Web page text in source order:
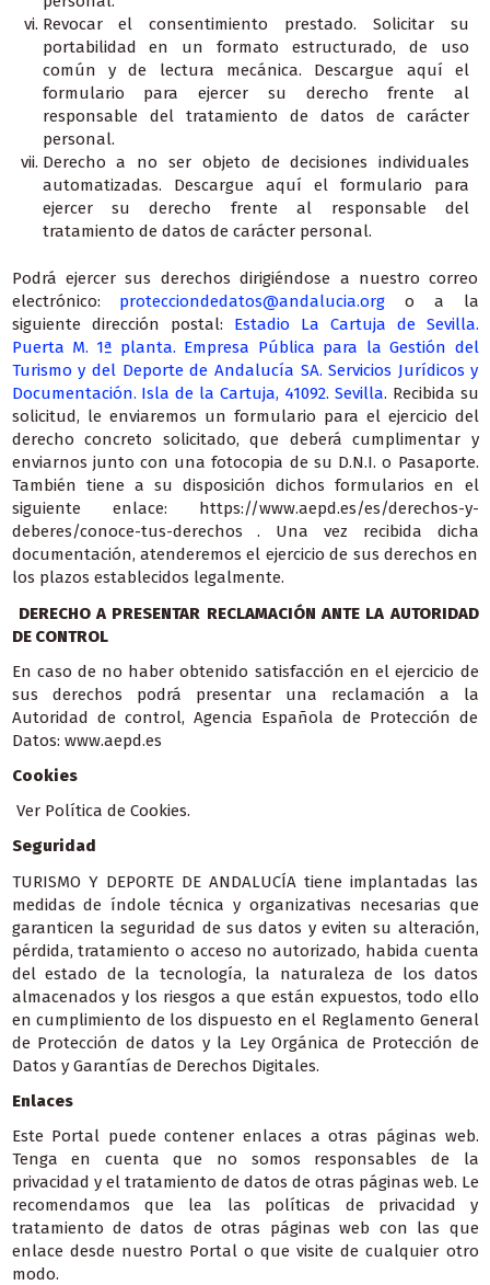
Revocar el consentimiento prestado. Solicitar su
portabilidad en un formato estructurado, de uso
común y de lectura mecánica. Descargue aquí el
formulario para ejercer su derecho frente al
responsable del tratamiento de datos de carácter
personal.
Derecho a no ser objeto de decisiones individuales
automatizadas. Descargue aquí el formulario para
ejercer su derecho frente al responsable del
tratamiento de datos de carácter personal.
Podrá ejercer sus derechos dirigiéndose a nuestro correo
electrónico: protecciondedatos@andalucia.org o a la
siguiente dirección postal: Estadio La Cartuja de Sevilla.
Puerta M. 1ª planta. Empresa Pública para la Gestión del
Turismo y del Deporte de Andalucía SA. Servicios Jurídicos y
Documentación. Isla de la Cartuja, 41092. Sevilla. Recibida su
solicitud, le enviaremos un formulario para el ejercicio del
derecho concreto solicitado, que deberá cumplimentar y
enviarnos junto con una fotocopia de su D.N.I. o Pasaporte.
También tiene a su disposición dichos formularios en el
siguiente enlace:
https://www.aepd.es/es/derechos-y-
deberes/conoce-tus-derechos
. Una vez recibida dicha
documentación, atenderemos el ejercicio de sus derechos en
los plazos establecidos legalmente.
DERECHO A PRESENTAR RECLAMACIÓN ANTE LA AUTORIDAD
DE CONTROL
En caso de no haber obtenido satisfacción en el ejercicio de
sus derechos podrá presentar una reclamación a la
Autoridad de control, Agencia Española de Protección de
Datos: www.aepd.es
Cookies
Ver Política de Cookies.
Seguridad
TURISMO Y DEPORTE DE ANDALUCÍA tiene implantadas las
medidas de índole técnica y organizativas necesarias que
garanticen la seguridad de sus datos y eviten su alteración,
pérdida, tratamiento o acceso no autorizado, habida cuenta
del estado de la tecnología, la naturaleza de los datos
almacenados y los riesgos a que están expuestos, todo ello
en cumplimiento de los dispuesto en el Reglamento General
de Protección de datos y la Ley Orgánica de Protección de
Datos y Garantías de Derechos Digitales.
Enlaces
Este Portal puede contener enlaces a otras páginas web.
Tenga en cuenta que no somos responsables de la
privacidad y el tratamiento de datos de otras páginas web. Le
recomendamos que lea las políticas de privacidad y
tratamiento de datos de otras páginas web con las que
enlace desde nuestro Portal o que visite de cualquier otro
modo.